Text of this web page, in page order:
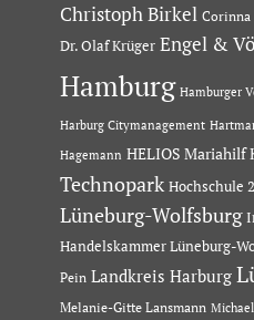
Christoph Birkel Corinna
Dr. Olaf Krüger Engel &
Hamburg Hamburger
Harburg Citymanagement
Hagemann HELIOS Mariahilf
Technopark Hochschule
Lüneburg-Wolfsburg
Handelskammer Lüneburg-
Pein Landkreis Harburg
Melanie-Gitte Lansmann